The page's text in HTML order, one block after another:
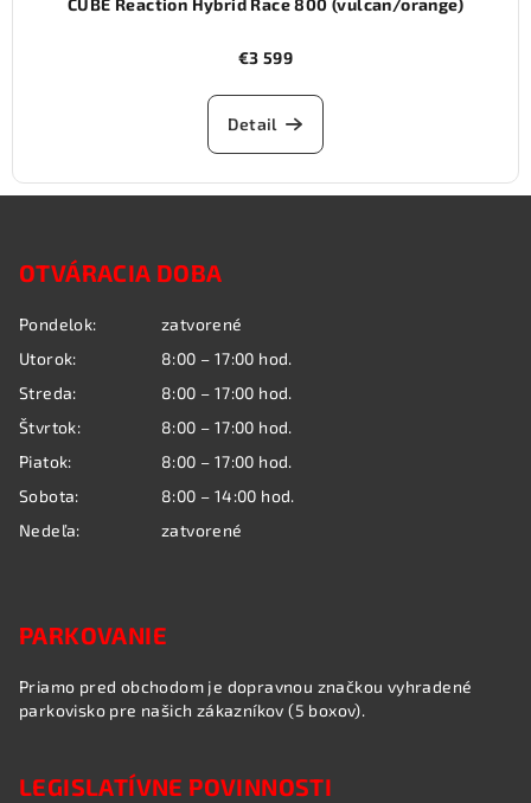
CUBE Reaction Hybrid Race 800 (vulcan/orange)
€3 599
Detail
OTVÁRACIA DOBA
Pondelok:
zatvorené
Utorok:
8:00 – 17:00 hod.
Streda:
8:00 – 17:00 hod.
Štvrtok:
8:00 – 17:00 hod.
Piatok:
8:00 – 17:00 hod.
Sobota:
8:00 – 14:00 hod.
Nedeľa:
zatvorené
PARKOVANIE
Priamo pred obchodom je dopravnou značkou vyhradené
parkovisko pre našich zákazníkov (5 boxov).
LEGISLATÍVNE POVINNOSTI